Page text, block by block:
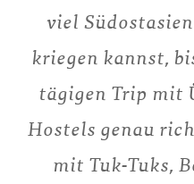
viel
kriegen kannst,
tägigen Trip mit
Hostels genau
mit Tuk-Tuks,